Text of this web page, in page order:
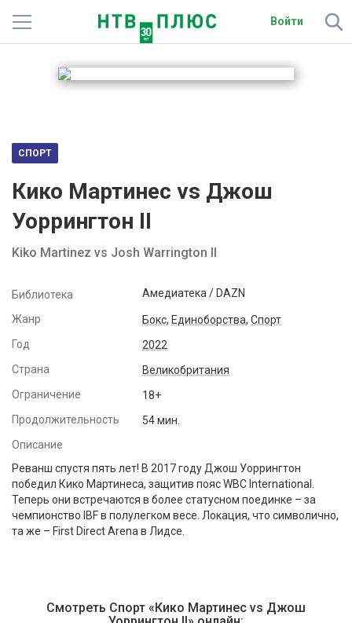
Войти
Телеканалы
Радио
Спутниковым абонентам
Активировать промокод
СПОРТ
Кико Мартинес vs Джош
Уоррингтон II
Kiko Martinez vs Josh Warrington II
Библиотека Амедиатека / DAZN
Жанр Бокс, Единоборства, Спорт
Год
2022
Страна
Великобритания
Ограничение
18+
Продолжительность
54 мин.
Описание
Реванш спустя пять лет! В 2017 году Джош Уоррингтон
победил Кико Мартинеса, защитив пояс WBC International.
Теперь они встречаются в более статусном поединке – за
чемпионство IBF в полулегком весе. Локация, что символично,
та же – First Direct Arena в Лидсе.
Смотреть Спорт «Кико Мартинес vs Джош